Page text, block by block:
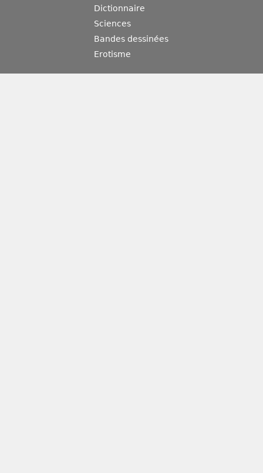
Dictionnaire
Sciences
Bandes dessinées
Erotisme